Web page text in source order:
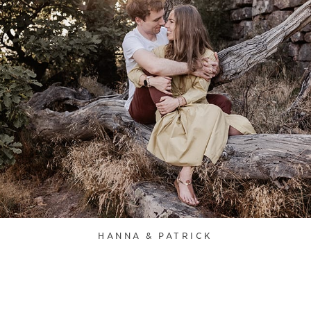
HANNA & PATRICK